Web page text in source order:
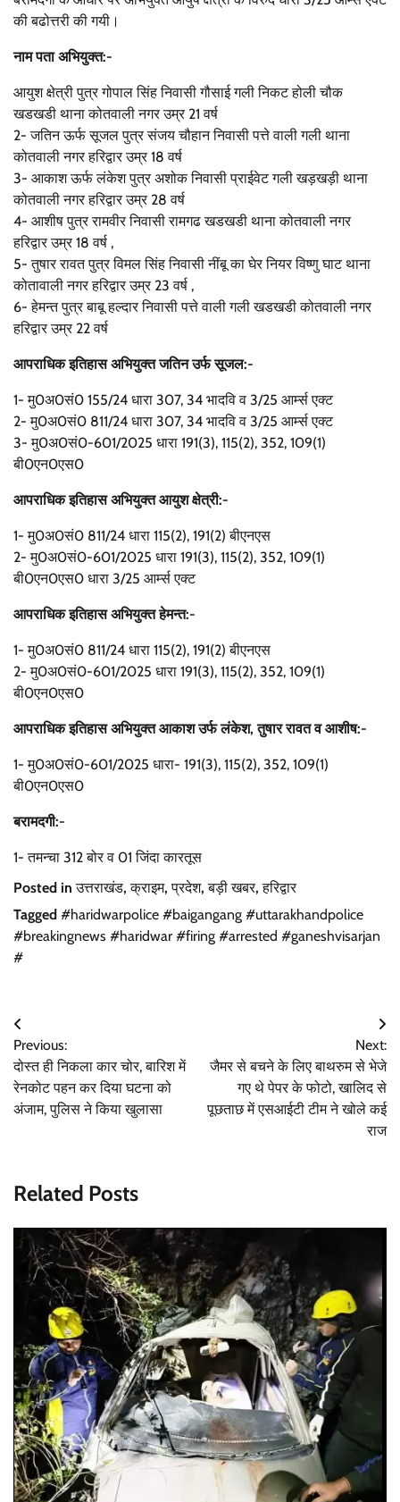
की बढोत्तरी की गयी।
नाम पता अभियुक्त:-
आयुश क्षेत्री पुत्र गोपाल सिंह निवासी गौसाई गली निकट होली चौक
खडखडी थाना कोतवाली नगर उम्र 21 वर्ष
2- जतिन ऊर्फ सूजल पुत्र संजय चौहान निवासी पत्ते वाली गली थाना
कोतवाली नगर हरिद्वार उम्र 18 वर्ष
3- आकाश ऊर्फ लंकेश पुत्र अशोक निवासी प्राईवेट गली खड़खड़ी थाना
कोतवाली नगर हरिद्वार उम्र 28 वर्ष
4- आशीष पुत्र रामवीर निवासी रामगढ खडखडी थाना कोतवाली नगर
हरिद्वार उम्र 18 वर्ष ,
5- तुषार रावत पुत्र विमल सिंह निवासी नींबू का घेर नियर विष्णु घाट थाना
कोतावाली नगर हरिद्वार उम्र 23 वर्ष ,
6- हेमन्त पुत्र बाबू हल्दार निवासी पत्ते वाली गली खडखडी कोतवाली नगर
हरिद्वार उम्र 22 वर्ष
आपराधिक इतिहास अभियुक्त जतिन उर्फ सूजल:-
1- मु0अ0सं0 155/24 धारा 307, 34 भादवि व 3/25 आर्म्स एक्ट
2- मु0अ0सं0 811/24 धारा 307, 34 भादवि व 3/25 आर्म्स एक्ट
3- मु0अ0सं0-601/2025 धारा 191(3), 115(2), 352, 109(1)
बी0एन0एस0
आपराधिक इतिहास अभियुक्त आयुश क्षेत्री:-
1- मु0अ0सं0 811/24 धारा 115(2), 191(2) बीएनएस
2- मु0अ0सं0-601/2025 धारा 191(3), 115(2), 352, 109(1)
बी0एन0एस0 धारा 3/25 आर्म्स एक्ट
आपराधिक इतिहास अभियुक्त हेमन्त:-
1- मु0अ0सं0 811/24 धारा 115(2), 191(2) बीएनएस
2- मु0अ0सं0-601/2025 धारा 191(3), 115(2), 352, 109(1)
बी0एन0एस0
आपराधिक इतिहास अभियुक्त आकाश उर्फ लंकेश, तुषार रावत व आशीष:-
1- मु0अ0सं0-601/2025 धारा- 191(3), 115(2), 352, 109(1)
बी0एन0एस0
बरामदगी:-
1- तमन्चा 312 बोर व 01 जिंदा कारतूस
Posted inउत्तराखंड,क्राइम,प्रदेश,बड़ी खबर,हरिद्वार
Tagged #haridwarpolice #baigangang #uttarakhandpolice
#breakingnews #haridwar #firing #arrested #ganeshvisarjan
#
Post
navigation
Previous:
दोस्त ही निकला कार चोर, बारिश में
रेनकोट पहन कर दिया घटना को
अंजाम, पुलिस ने किया खुलासा
Next:
जैमर से बचने के लिए बाथरुम से भेजे
गए थे पेपर के फोटो, खालिद से
पूछताछ में एसआईटी टीम ने खोले कई
राज
Related Posts